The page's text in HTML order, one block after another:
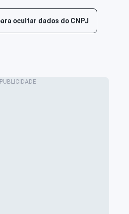
ocultar dados do CNPJ